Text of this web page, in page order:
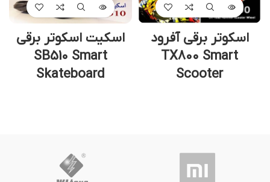
اسکوتر برقی آفرود
TX800 Smart
Scooter
اسکیت اسکوتر برقی
SB510 Smart
Skateboard